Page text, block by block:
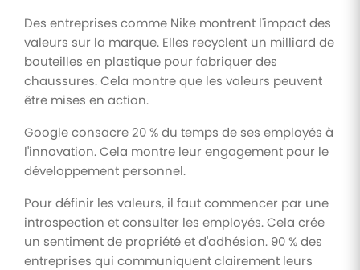
Des entreprises comme Nike montrent l'impact des
valeurs sur la marque. Elles recyclent un milliard de
bouteilles en plastique pour fabriquer des
chaussures. Cela montre que les valeurs peuvent
être mises en action.
Google consacre 20 % du temps de ses employés à
l'innovation. Cela montre leur engagement pour le
développement personnel.
Pour définir les valeurs, il faut commencer par une
introspection et consulter les employés. Cela crée
un sentiment de propriété et d'adhésion. 90 % des
entreprises qui communiquent clairement leurs